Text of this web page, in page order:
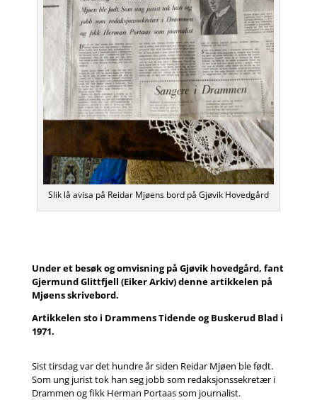
Slik lå avisa på Reidar Mjøens bord på Gjøvik Hovedgård
Under et besøk og omvisning på Gjøvik hovedgård, fant
Gjermund Glittfjell (Eiker Arkiv) denne artikkelen på
Mjøens skrivebord.
Artikkelen sto i Drammens Tidende og Buskerud Blad i
1971.
Sist tirsdag var det hundre år siden Reidar Mjøen ble født.
Som ung jurist tok han seg jobb som redaksjonssekretær i
Drammen og fikk Herman Portaas som journalist.